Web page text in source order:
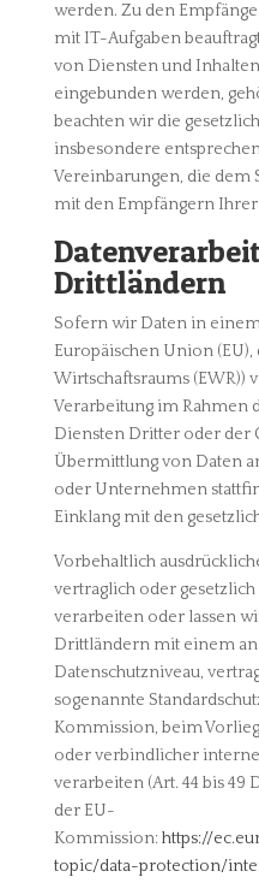
werden. Zu den
mit IT-Aufgaben
von Diensten und
eingebunden werden,
beachten wir die
insbesondere
Vereinbarungen, die dem
mit den Empfängern Ihrer
Drittländern
Sofern wir Daten in
Europäischen Union (EU),
Wirtschaftsraums (EWR))
Verarbeitung im Rahmen
Diensten Dritter oder der
Übermittlung von Daten
oder Unternehmen
Einklang mit den
Vorbehaltlich
vertraglich oder
verarbeiten oder lassen
Drittländern mit einem
Datenschutzniveau,
sogenannte
Kommission, beim
oder verbindlicher
verarbeiten (Art. 44 bis 49
der EU-
Kommission: https://
topic/data-protection/